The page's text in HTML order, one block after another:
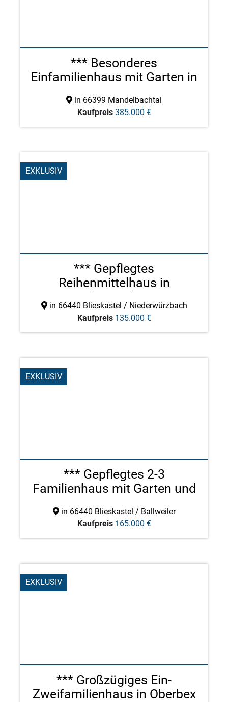
*** Besonderes
Einfamilienhaus mit Garten in
in 66399 Mandelbachtal
Kaufpreis 385.000 €
EXKLUSIV
*** Gepflegtes
Reihenmittelhaus in
Niederwürzba ...
in 66440 Blieskastel / Niederwürzbach
Kaufpreis 135.000 €
EXKLUSIV
*** Gepflegtes 2-3
Familienhaus mit Garten und
in 66440 Blieskastel / Ballweiler
Kaufpreis 165.000 €
EXKLUSIV
*** Großzügiges Ein-
Zweifamilienhaus in Oberbex